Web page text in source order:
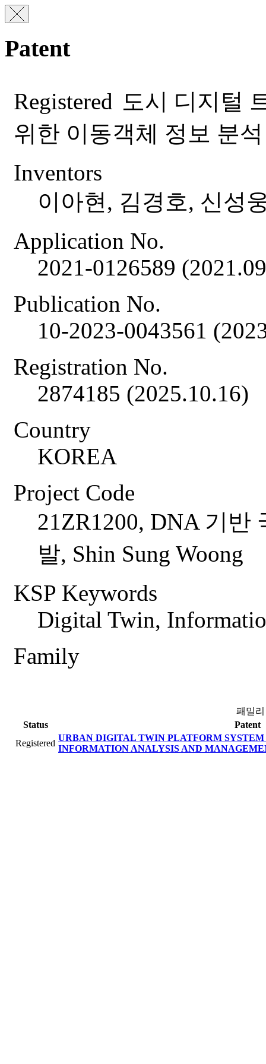
Patent
Registered 도시 디지털
위한 이동객체 정보 분
Inventors
이아현, 김경호, 신성
Application No.
2021-0126589
Publication No.
10-2023-0043561
Registration No.
2874185 (2025.10.16)
Country
KOREA
Project Code
21ZR1200, DNA 기반
발, Shin Sung Woong
KSP Keywords
Digital Twin,
Family
패밀
Status
Patent
Registered
URBAN DIGITAL TWIN PLATFORM
INFORMATION ANALYSIS AND